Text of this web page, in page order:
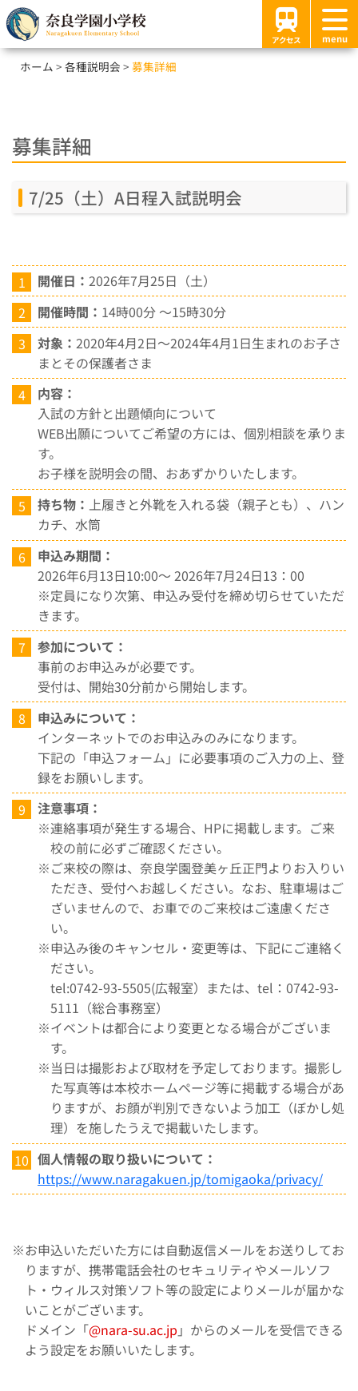
アクセス menu
ホーム 各種説明会 募集詳細
募集詳細
7/25（土）A日程入試説明会
開催日： 2026年7月25日（土）
開催時間： 14時00分 ～15時30分
対象： 2020年4月2日～2024年4月 1日生まれのお子さ
まとその保護者さま
内容：
入試の方針と出題傾向について
WEB出願についてご希望の方には、個別相談を承りま
す。
お子様を説明会の間、おあずかりいたします。
持ち物： 上履きと外靴を入れる袋（親子とも）、ハン
カチ、水筒
申込み期間：
2026年6月13日10:00～ 2026年7月24日13：00
※定員になり次第、申込み受付を締め切らせていただ
きます。
参加について：
事前のお申込みが必要です。
受付は、開始30分前から開始します。
申込みについて：
インターネットでのお申込みのみになります。
下記の「申込フォーム」に必要事項のご入力の上、登
録をお願いします。
注意事項：
連絡事項が発生する場合、HPに掲載します。ご来
校の前に必ずご確認ください。
ご来校の際は、奈良学園登美ヶ丘正門よりお入りい
ただき、受付へお越しください。なお、駐車場はご
ざいませんので、お車でのご来校はご遠慮くださ
い。
申込み後のキャンセル・変更等は、下記にご連絡く
ださい。
tel:0742-93-5505(広報室）または、tel：0742-93-
5111（総合事務室）
イベントは都合により変更となる場合がございま
す。
当日は撮影および取材を予定しております。撮影し
た写真等は本校ホームページ等に掲載する場合があ
りますが、お顔が判別できないよう加工（ぼかし処
理）を施したうえで掲載いたします。
個人情報の取り扱いについて：
https://www.naragakuen.jp/tomigaoka/privacy/
お申込いただいた方には自動返信メールをお送りしてお
りますが、携帯電話会社のセキュリティやメールソフ
ト・ウィルス対策ソフト等の設定によりメールが届かな
いことがございます。
ドメイン「@nara-su.ac.jp 」からのメールを受信できる
よう設定をお願いいたします。